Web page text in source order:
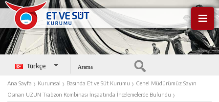
Türkçe
Ana Sayfa › Kurumsal › Basında Et ve Süt Kurumu › Genel Müdürümüz Sayın
Osman UZUN Trabzon Kombinası İnşaatında İncelemelerde Bulundu ›